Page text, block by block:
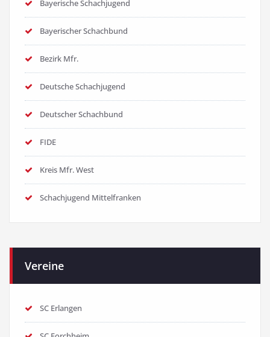
Bayerische Schachjugend
Bayerischer Schachbund
Bezirk Mfr.
Deutsche Schachjugend
Deutscher Schachbund
FIDE
Kreis Mfr. West
Schachjugend Mittelfranken
Vereine
SC Erlangen